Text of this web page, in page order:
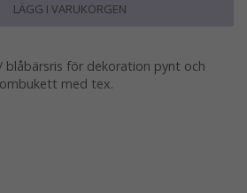
LÄGG I VARUKORGEN
för dekoration pynt och
med tex.